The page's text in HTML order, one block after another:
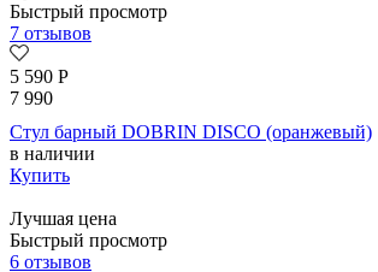
Быстрый просмотр
7 отзывов
5 590 Р
7 990
Стул барный DOBRIN DISCO (оранжевый)
в наличии
Купить
Лучшая цена
Быстрый просмотр
6 отзывов